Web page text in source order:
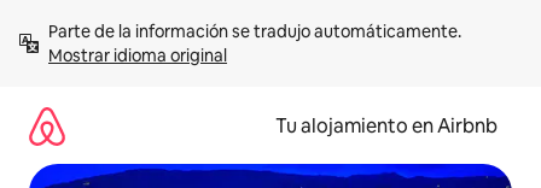
contenidoMostrar idioma original
Tu alojamiento en Airbnb